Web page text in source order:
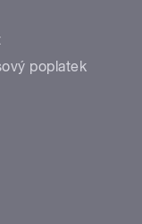
poplatek